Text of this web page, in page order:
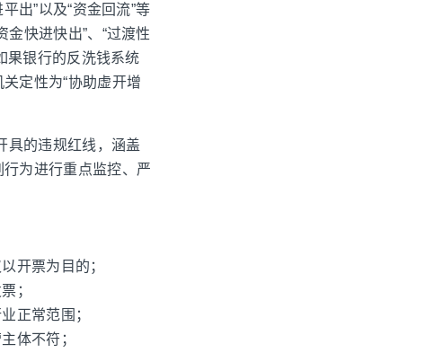
出”以及“资金回流”等
快进快出”、“过渡性
果银行的反洗钱系统
定性为“协助虚开增
具的违规红线，涵盖
为进行重点监控、严
开票为目的；
；
正常范围；
体不符；